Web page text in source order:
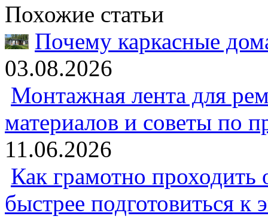
Похожие статьи
Почему каркасные
03.08.2026
Монтажная лента для
материалов и советы по
11.06.2026
Как грамотно проходить
быстрее подготовиться к